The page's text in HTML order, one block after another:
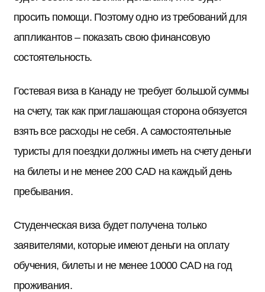
просить помощи. Поэтому одно из требований для
аппликантов – показать свою финансовую
состоятельность.
Гостевая виза в Канаду не требует большой суммы
на счету, так как приглашающая сторона обязуется
взять все расходы не себя. А самостоятельные
туристы для поездки должны иметь на счету деньги
на билеты и не менее 200 CAD на каждый день
пребывания.
Студенческая виза будет получена только
заявителями, которые имеют деньги на оплату
обучения, билеты и не менее 10000 CAD на год
проживания.